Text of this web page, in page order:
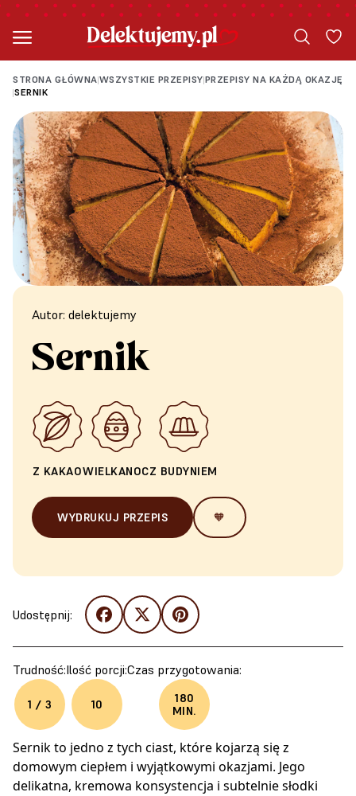
STRONA GŁÓWNA|WSZYSTKIE PRZEPISY|PRZEPISY NA KAŻDĄ OKAZJĘ
|SERNIK
Autor: delektujemy
Sernik
Z KAKAOWIELKANOCZ BUDYNIEM
WYDRUKUJ PRZEPIS 🧡
Udostępnij:
Trudność:
1 / 3
Ilość porcji:
10
Czas przygotowania:
180
MIN.
Sernik to jedno z tych ciast, które kojarzą się z
domowym ciepłem i wyjątkowymi okazjami. Jego
delikatna, kremowa konsystencja i subtelnie słodki